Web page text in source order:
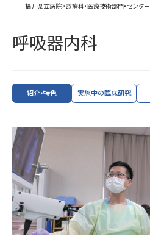
福井県立病院>診療科・医療技術部門・センター
呼吸器内科
紹介・特色 実施中の臨床研究